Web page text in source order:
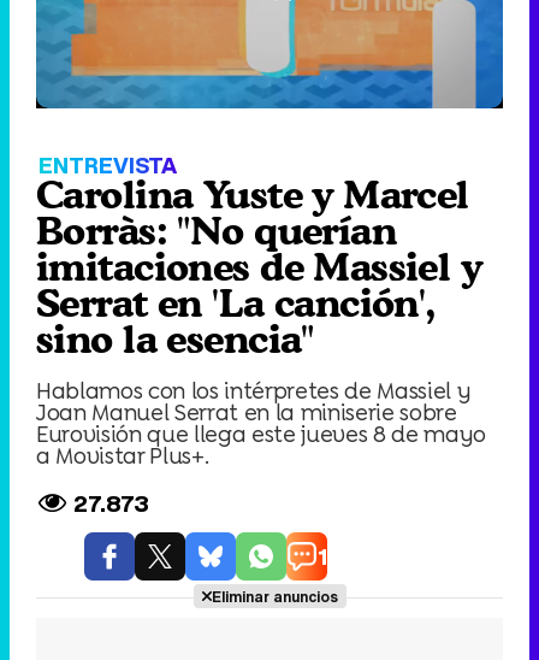
Unmute /
Loaded
8.77%
ENTREVISTA
Carolina Yuste y Marcel
Borràs: "No querían
imitaciones de Massiel y
Serrat en 'La canción',
sino la esencia"
Hablamos con los intérpretes de Massiel y
Joan Manuel Serrat en la miniserie sobre
Eurovisión que llega este jueves 8 de mayo
a Movistar Plus+.
27.873
1
Eliminar anuncios